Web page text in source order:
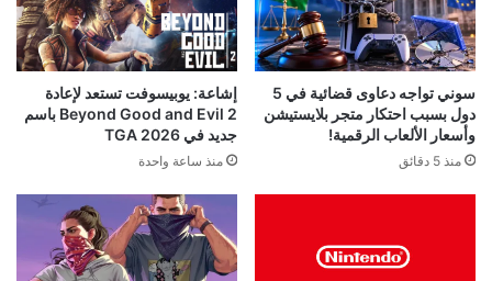
سوني تواجه دعاوى قضائية في 5
دول بسبب احتكار متجر بلايستيشن
وأسعار الألعاب الرقمية!
منذ 5 دقائق
إشاعة: يوبيسوفت تستعد لإعادة
Beyond Good and Evil 2 باسم
جديد في TGA 2026
منذ ساعة واحدة